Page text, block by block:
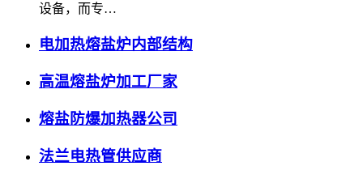
设备，而专…
电加热熔盐炉内部结构
高温熔盐炉加工厂家
熔盐防爆加热器公司
法兰电热管供应商